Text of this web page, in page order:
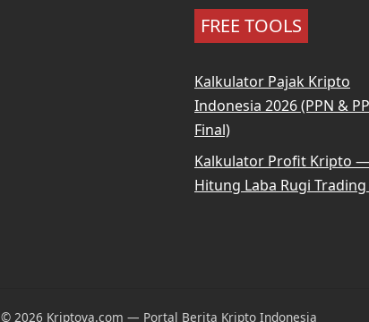
FREE TOOLS
Kalkulator Pajak Kripto
Indonesia 2026 (PPN &
Final)
Kalkulator Profit Kripto —
Hitung Laba Rugi Trading
© 2026 Kriptova.com — Portal Berita Kripto Indonesia